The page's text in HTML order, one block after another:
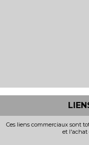
Ces liens commerciaux sont
et l'achat